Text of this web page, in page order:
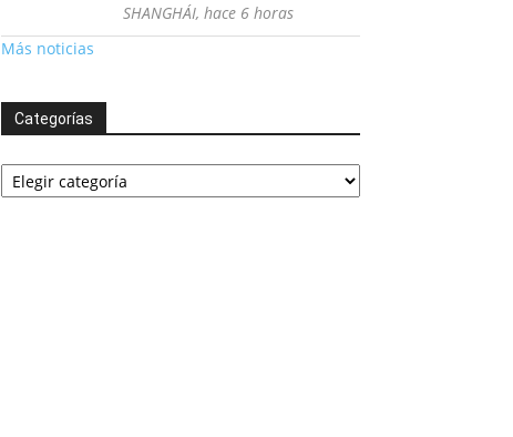
SHANGHÁI, hace 6 horas
Más noticias
Categorías
Categorías